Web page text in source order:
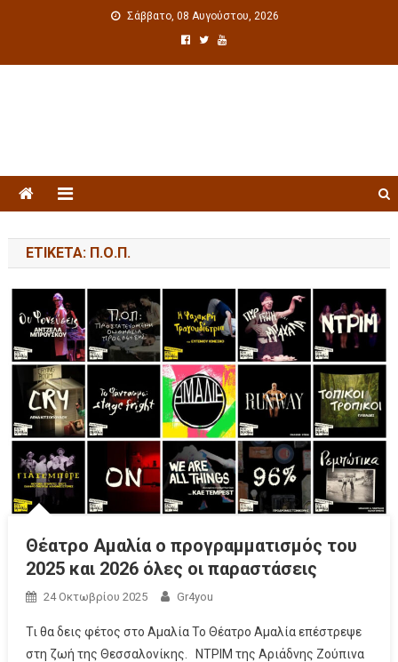
Σάββατο, 08 Αυγούστου, 2026
ΕΤΙΚΈΤΑ: Π.Ο.Π.
Θέατρο Αμαλία ο προγραμματισμός του
2025 και 2026 όλες οι παραστάσεις
24 Οκτωβρίου 2025 Gr4you
Τι θα δεις φέτος στο Αμαλία Το Θέατρο Αμαλία επέστρεψε
στη ζωή της Θεσσαλονίκης. ΝΤΡΙΜ της Αριάδνης Ζούπινα